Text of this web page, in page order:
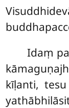
Idaṃ
kīḷanti,